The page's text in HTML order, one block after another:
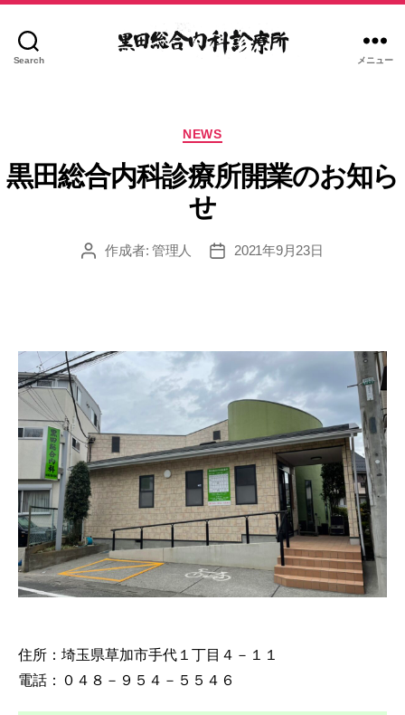
Search
合
科
診
療
所
メニュー
カ
テ
ゴ
リ
ー
NEWS
黒田総合内科診療所開業のお知ら
せ
投
作成者: 管理人
投
2021年9月23日
住所：埼玉県草加市手代１丁目４－１１
電話：０４８－９５４－５５４６